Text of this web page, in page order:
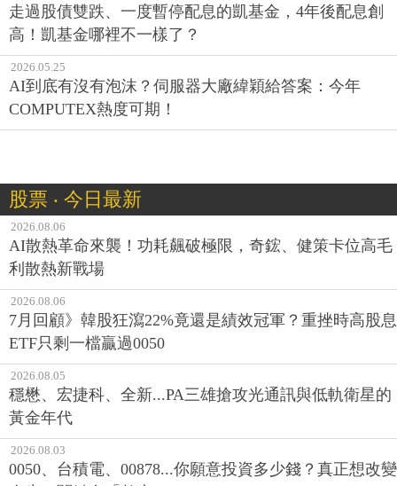
走過股債雙跌、一度暫停配息的凱基金，4年後配息創
高！凱基金哪裡不一樣了？
2026.05.25
AI到底有沒有泡沫？伺服器大廠緯穎給答案：今年
COMPUTEX熱度可期！
股票 ‧ 今日最新
2026.08.06
AI散熱革命來襲！功耗飆破極限，奇鋐、健策卡位高毛
利散熱新戰場
2026.08.06
7月回顧》韓股狂瀉22%竟還是績效冠軍？重挫時高股息
ETF只剩一檔贏過0050
2026.08.05
穩懋、宏捷科、全新...PA三雄搶攻光通訊與低軌衛星的
黃金年代
2026.08.03
0050、台積電、00878...你願意投資多少錢？真正想改變